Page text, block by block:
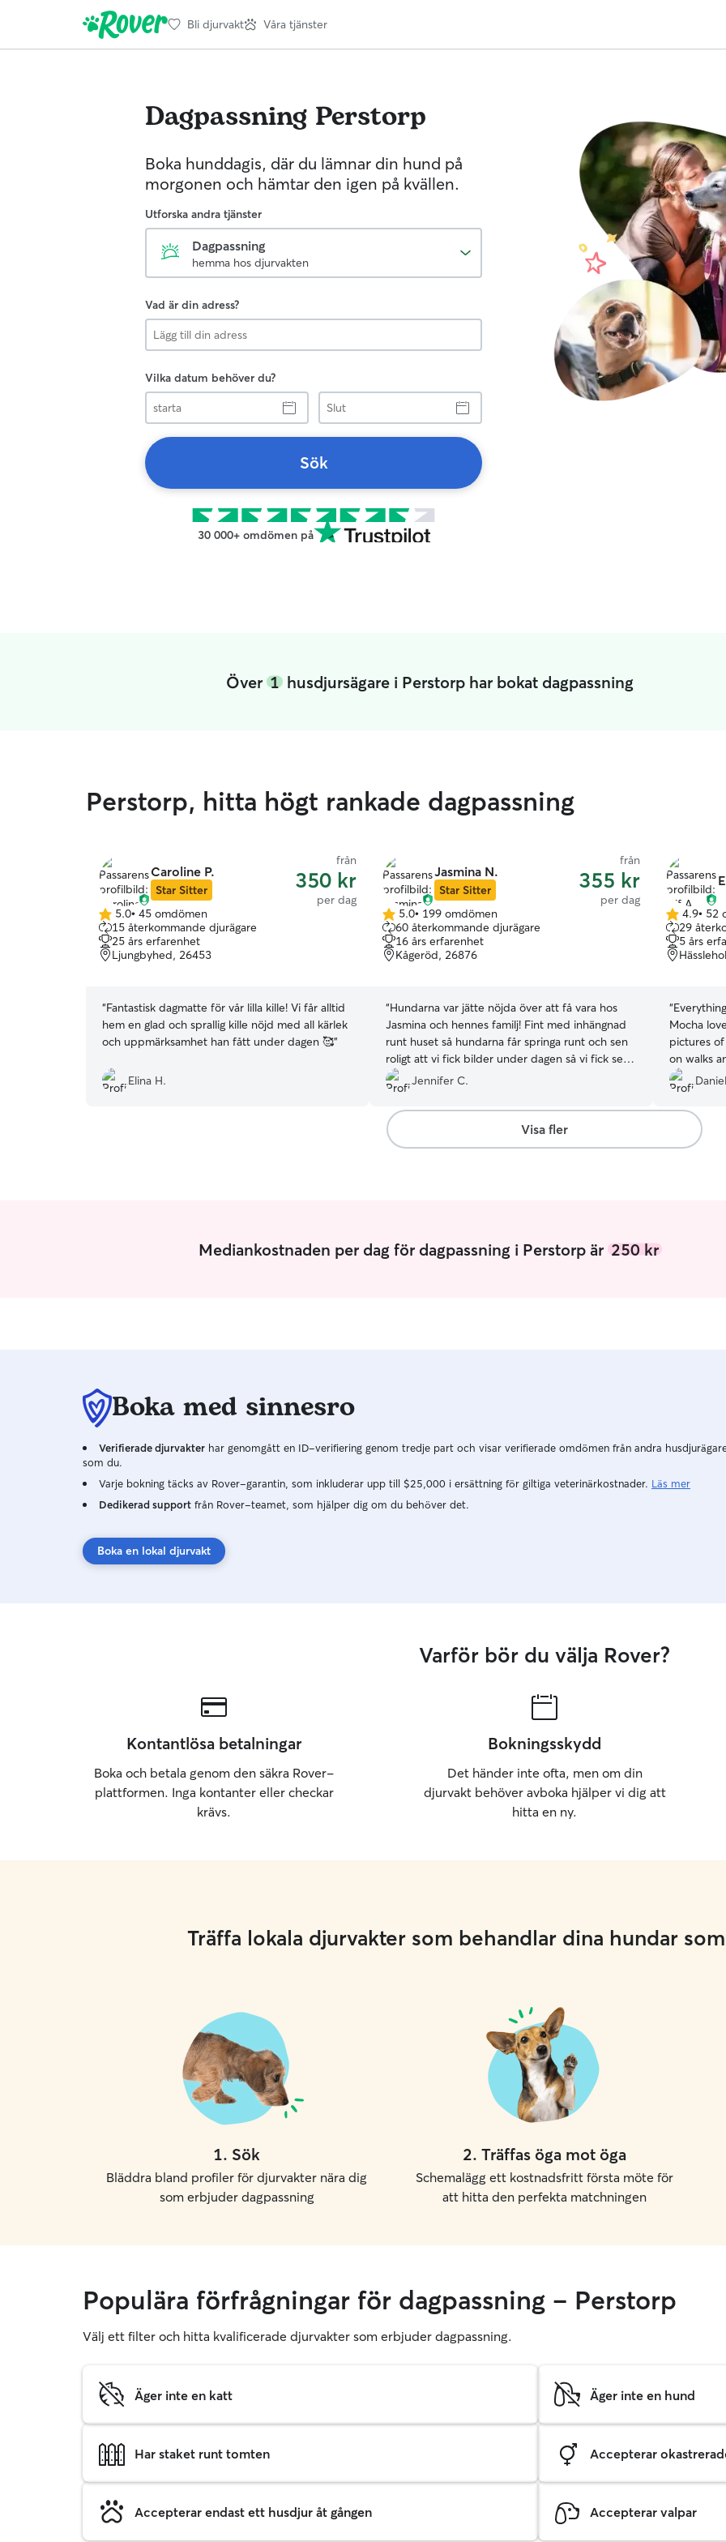
Bli djurvakt Våra tjänster
Dagpassning Perstorp
Boka hunddagis, där du lämnar din hund på
morgonen och hämtar den igen på kvällen.
Utforska andra tjänster
Dagpassning
hemma hos djurvakten
Vad är din adress?
Vilka datum behöver du?
starta
Slut
Sök
30 000+ omdömen på
Över1 husdjursägare i Perstorp har bokat dagpassning
Perstorp, hitta högt rankade dagpassning
Caroline P.
Star Sitter
från
350 kr
per dag
5.0
av
5
stjärnor
5.0• 45 omdömen
15 återkommande djurägare
25 års erfarenhet
Ljungbyhed, 26453
“Fantastisk dagmatte för vår lilla kille! Vi får alltid
hem en glad och sprallig kille nöjd med all kärlek
och uppmärksamhet han fått under dagen 🥰”
Elina H.
Jasmina N.
Star Sitter
från
355 kr
per dag
5.0
av
5
stjärnor
5.0• 199 omdömen
60 återkommande djurägare
16 års erfarenhet
Kågeröd, 26876
“Hundarna var jätte nöjda över att få vara hos
Jasmina och hennes familj! Fint med inhängnad
runt huset så hundarna får springa runt och sen
roligt att vi fick bilder under dagen så vi fick se
hur dom hade det ☺️ Vi och våra 2 hundar
rekommenderar henne verkligen!
Jennifer C.
4.9
av
5
stjärnor
4.9• 52
29
5 års
“
Mocha
pictures
on walks
couldn’t
Visa fler
Mediankostnaden per dag för dagpassning i Perstorp är 250 kr
Boka med sinnesro
Verifierade djurvakter har genomgått en ID-verifiering genom tredje part och visar verifierade omdömen från andra
som du.
Varje bokning täcks av Rover-garantin, som inkluderar upp till $25,000 i ersättning för giltiga veterinärkostnader. Läs mer
Dedikerad support från Rover-teamet, som hjälper dig om du behöver det.
Boka en lokal djurvakt
Varför bör du välja Rover?
Kontantlösa betalningar
Boka och betala genom den säkra Rover-
plattformen. Inga kontanter eller checkar
krävs.
Bokningsskydd
Det händer inte ofta, men om din
djurvakt behöver avboka hjälper vi dig att
hitta en ny.
Träffa lokala djurvakter som behandlar dina hundar
1. Sök
Bläddra bland profiler för djurvakter nära dig
som erbjuder dagpassning
2. Träffas öga mot öga
Schemalägg ett kostnadsfritt första möte för
att hitta den perfekta matchningen
Populära förfrågningar för dagpassning – Perstorp
Välj ett filter och hitta kvalificerade djurvakter som erbjuder dagpassning.
Äger inte en katt Äger inte en hund
Har staket runt tomten Accepterar
Accepterar endast ett husdjur åt gången Accepterar valpar